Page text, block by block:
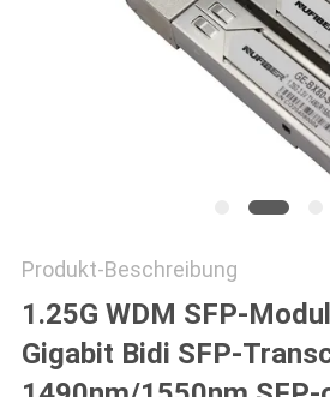
Produkt-Beschreibung
1.25G WDM SFP-
Gigabit Bidi SFP-